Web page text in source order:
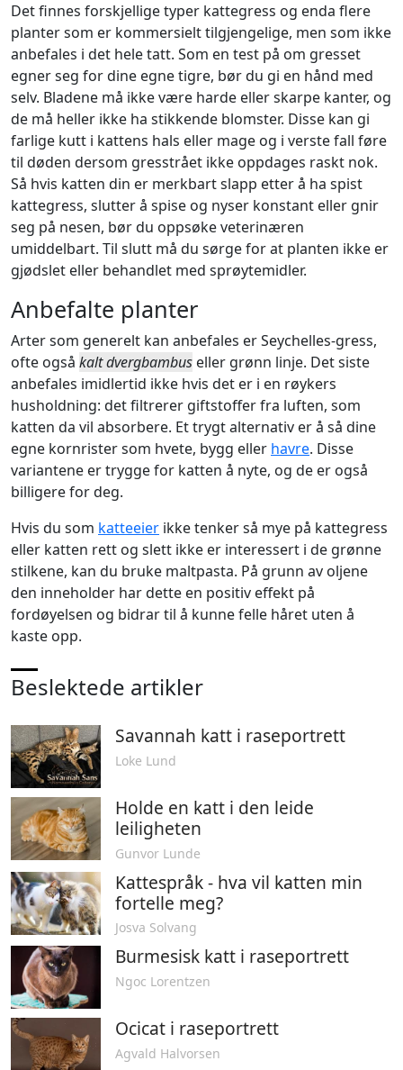
Det finnes forskjellige typer kattegress og enda flere
planter som er kommersielt tilgjengelige, men som ikke
anbefales i det hele tatt. Som en test på om gresset
egner seg for dine egne tigre, bør du gi en hånd med
selv. Bladene må ikke være harde eller skarpe kanter, og
de må heller ikke ha stikkende blomster. Disse kan gi
farlige kutt i kattens hals eller mage og i verste fall føre
til døden dersom gresstrået ikke oppdages raskt nok.
Så hvis katten din er merkbart slapp etter å ha spist
kattegress, slutter å spise og nyser konstant eller gnir
seg på nesen, bør du oppsøke veterinæren
umiddelbart. Til slutt må du sørge for at planten ikke er
gjødslet eller behandlet med sprøytemidler.
Anbefalte planter
Arter som generelt kan anbefales er Seychelles-gress,
ofte også kalt dvergbambus eller grønn linje. Det siste
anbefales imidlertid ikke hvis det er i en røykers
husholdning: det filtrerer giftstoffer fra luften, som
katten da vil absorbere. Et trygt alternativ er å så dine
egne kornrister som hvete, bygg eller havre. Disse
variantene er trygge for katten å nyte, og de er også
billigere for deg.
Hvis du som katteeier ikke tenker så mye på kattegress
eller katten rett og slett ikke er interessert i de grønne
stilkene, kan du bruke maltpasta. På grunn av oljene
den inneholder har dette en positiv effekt på
fordøyelsen og bidrar til å kunne felle håret uten å
kaste opp.
Beslektede artikler
Savannah katt i raseportrett
Loke Lund
Holde en katt i den leide
leiligheten
Gunvor Lunde
Kattespråk - hva vil katten min
fortelle meg?
Josva Solvang
Burmesisk katt i raseportrett
Ngoc Lorentzen
Ocicat i raseportrett
Agvald Halvorsen